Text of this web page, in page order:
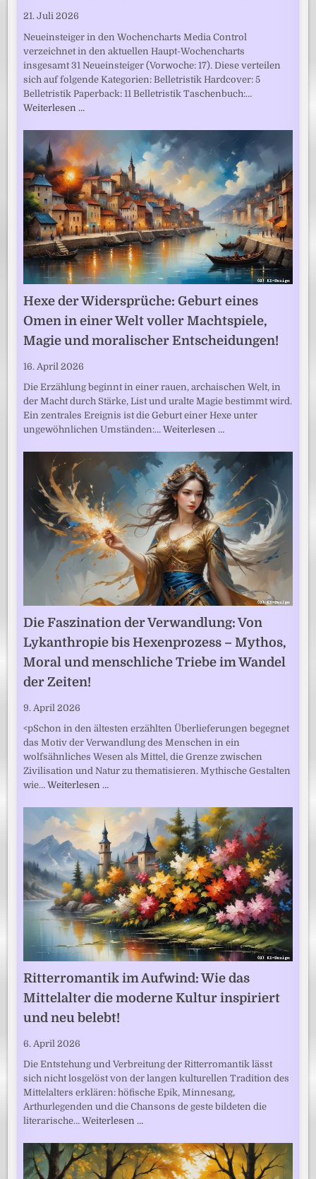
21. Juli 2026
Neueinsteiger in den Wochencharts Media Control
verzeichnet in den aktuellen Haupt-Wochencharts
insgesamt 31 Neueinsteiger (Vorwoche: 17). Diese verteilen
sich auf folgende Kategorien: Belletristik Hardcover: 5
Belletristik Paperback: 11 Belletristik Taschenbuch:…
Weiterlesen …
Hexe der Widersprüche: Geburt eines
Omen in einer Welt voller Machtspiele,
Magie und moralischer Entscheidungen!
16. April 2026
Die Erzählung beginnt in einer rauen, archaischen Welt, in
der Macht durch Stärke, List und uralte Magie bestimmt wird.
Ein zentrales Ereignis ist die Geburt einer Hexe unter
ungewöhnlichen Umständen:…Weiterlesen …
Die Faszination der Verwandlung: Von
Lykanthropie bis Hexenprozess – Mythos,
Moral und menschliche Triebe im Wandel
der Zeiten!
9. April 2026
<pSchon in den ältesten erzählten Überlieferungen begegnet
das Motiv der Verwandlung des Menschen in ein
wolfsähnliches Wesen als Mittel, die Grenze zwischen
Zivilisation und Natur zu thematisieren. Mythische Gestalten
wie…Weiterlesen …
Ritterromantik im Aufwind: Wie das
Mittelalter die moderne Kultur inspiriert
und neu belebt!
6. April 2026
Die Entstehung und Verbreitung der Ritterromantik lässt
sich nicht losgelöst von der langen kulturellen Tradition des
Mittelalters erklären: höfische Epik, Minnesang,
Arthurlegenden und die Chansons de geste bildeten die
literarische…Weiterlesen …